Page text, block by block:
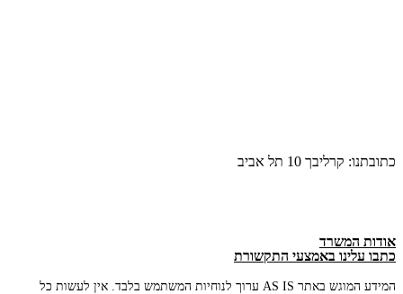
כתובתנו: קרליבך 10 תל אביב
אודות המשרד
כתבו עלינו באמצעי התקשורת
המידע המוגש באתר AS IS ערוך לנוחיות המשתמש בלבד. אין לעשות כל